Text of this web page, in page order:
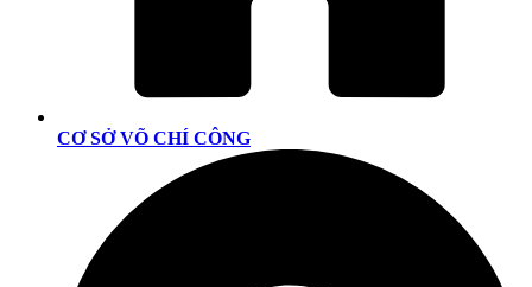
CƠ SỞ VÕ CHÍ CÔNG